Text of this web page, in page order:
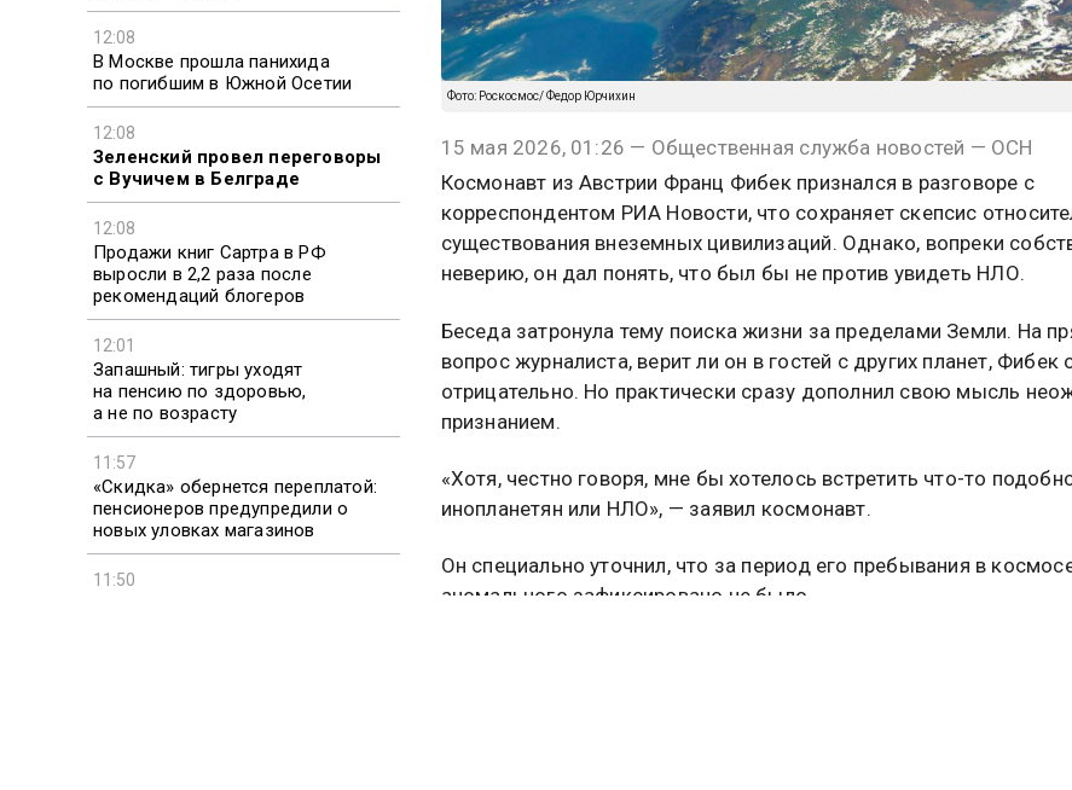
12:08
В Москве прошла панихида
по погибшим в Южной Осетии
12:08
Зеленский провел переговоры
с Вучичем в Белграде
12:08
Продажи книг Сартра в РФ
выросли в 2,2 раза после
рекомендаций блогеров
12:01
Запашный: тигры уходят
на пенсию по здоровью,
а не по возрасту
11:57
«Скидка» обернется переплатой:
пенсионеров предупредили о
новых уловках магазинов
11:50
Фото: Роскосмос/ Федор Юрчихин
15 мая 2026, 01:26 — Общественная служба новостей — ОСН
Космонавт из Австрии Франц Фибек признался в разговоре с
корреспондентом РИА Новости, что сохраняет скепсис
существования внеземных цивилизаций. Однако, вопреки
неверию, он дал понять, что был бы не против увидеть НЛО.
Беседа затронула тему поиска жизни за пределами Земли. На
вопрос журналиста, верит ли он в гостей с других планет, Фибек
отрицательно. Но практически сразу дополнил свою мысль
признанием.
«Хотя, честно говоря, мне бы хотелось встретить что-то
инопланетян или НЛО», — заявил космонавт.
Он специально уточнил, что за период его пребывания в
аномального зафиксировано не было.